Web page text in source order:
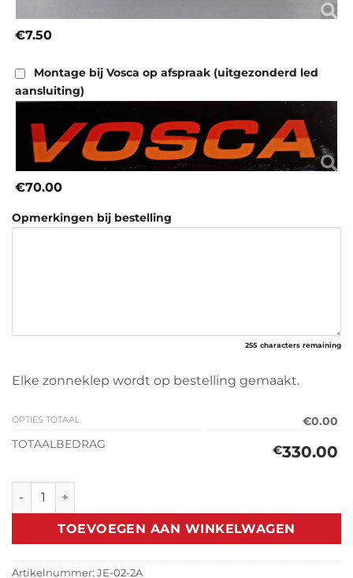
€7.50
Montage bij Vosca op afspraak (uitgezonderd led
aansluiting)
€70.00
Opmerkingen bij bestelling
255 characters remaining
Elke zonneklep wordt op bestelling gemaakt.
OPTIES TOTAAL
€0.00
TOTAALBEDRAG
€330.00
Zonneklep Jeep Wrangler YJ (1987-1995) aantal
TOEVOEGEN AAN WINKELWAGEN
Artikelnummer: JE-02-2A